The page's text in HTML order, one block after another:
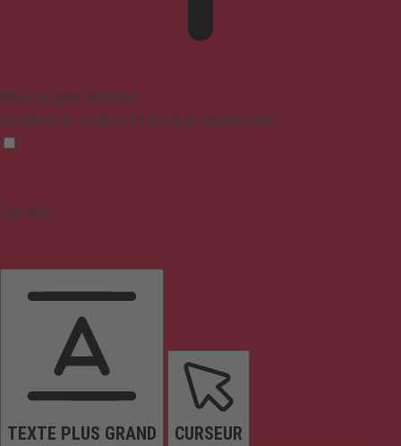
Mode sûr pour l'épilepsie
Assombrit les couleurs et arrête le clignotement
Contenu
TEXTE PLUS GRAND CURSEUR